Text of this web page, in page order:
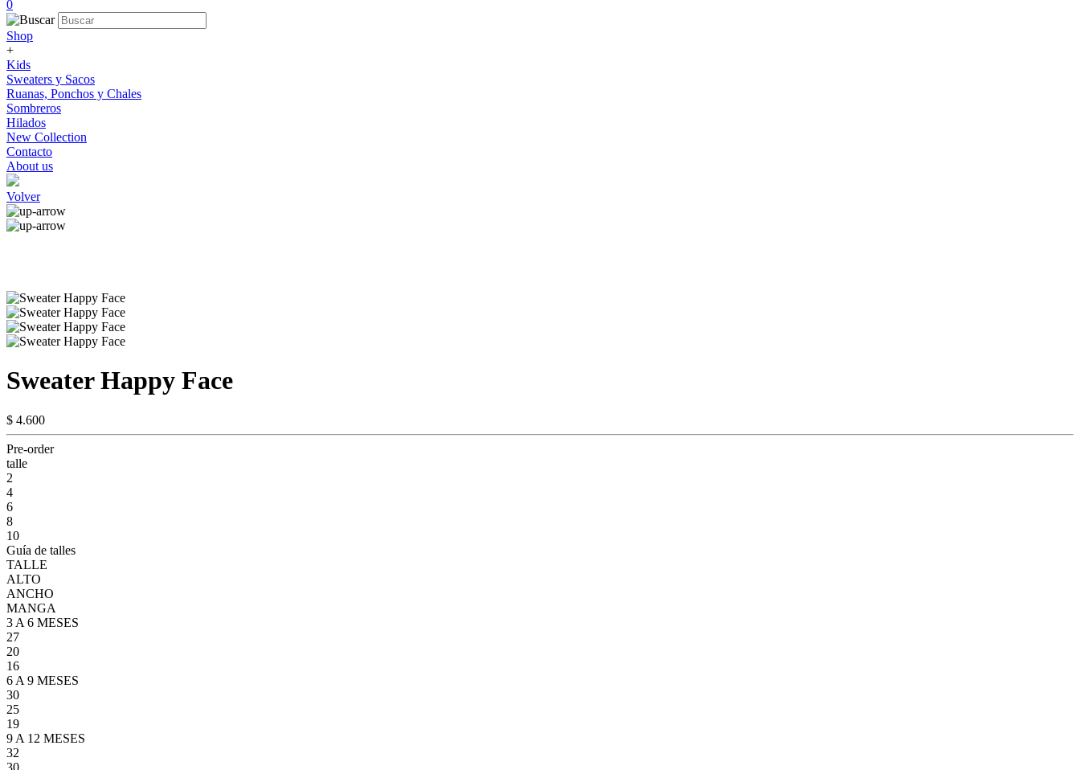
0
Shop
+
Kids
Sweaters y Sacos
Ruanas, Ponchos y Chales
Sombreros
Hilados
New Collection
Contacto
About us
Volver
Sweater Happy Face
$ 4.600
Pre-order
talle
2
4
6
8
10
Guía de talles
TALLE
ALTO
ANCHO
MANGA
3 A 6 MESES
27
20
16
6 A 9 MESES
30
25
19
9 A 12 MESES
32
30